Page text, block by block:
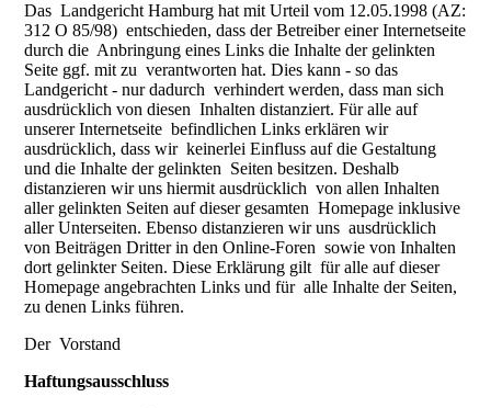
Das Landgericht Hamburg hat mit Urteil vom 12.05.1998 (AZ:
312 O 85/98) entschieden, dass der Betreiber einer Internetseite
durch die Anbringung eines Links die Inhalte der gelinkten
Seite ggf. mit zu verantworten hat. Dies kann - so das
Landgericht - nur dadurch verhindert werden, dass man sich
ausdrücklich von diesen Inhalten distanziert. Für alle auf
unserer Internetseite befindlichen Links erklären wir
ausdrücklich, dass wir keinerlei Einfluss auf die Gestaltung
und die Inhalte der gelinkten Seiten besitzen. Deshalb
distanzieren wir uns hiermit ausdrücklich von allen Inhalten
aller gelinkten Seiten auf dieser gesamten Homepage inklusive
aller Unterseiten. Ebenso distanzieren wir uns ausdrücklich
von Beiträgen Dritter in den Online-Foren sowie von Inhalten
dort gelinkter Seiten. Diese Erklärung gilt für alle auf dieser
Homepage angebrachten Links und für alle Inhalte der Seiten,
zu denen Links führen.
Der Vorstand
Haftungsausschluss